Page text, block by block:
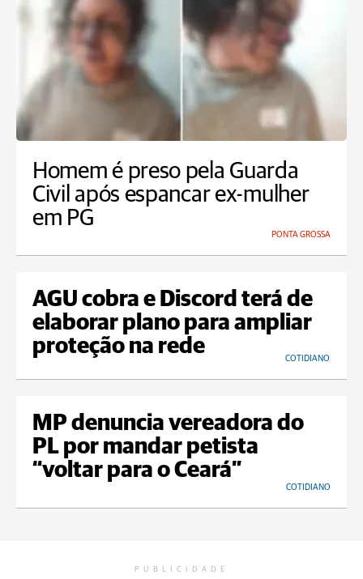
Homem é preso pela Guarda
Civil após espancar ex-mulher
em PG
PONTA GROSSA
AGU cobra e Discord terá de
elaborar plano para ampliar
proteção na rede
COTIDIANO
MP denuncia vereadora do
PL por mandar petista
“voltar para o Ceará”
COTIDIANO
PUBLICIDADE